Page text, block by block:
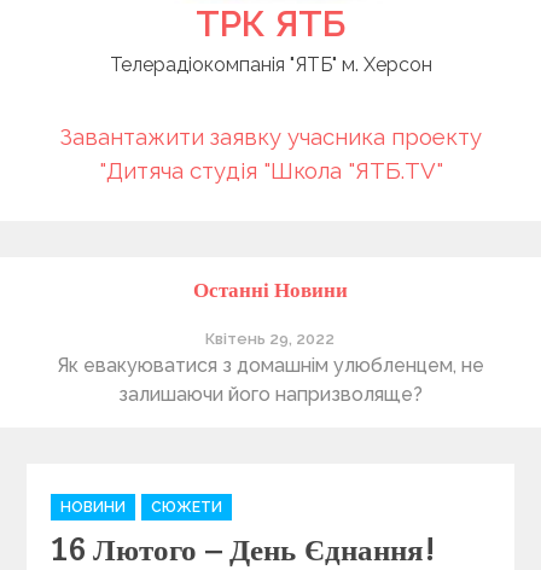
ТРК ЯТБ
Телерадіокомпанія "ЯТБ" м. Херсон
Завантажити заявку учасника проекту
"Дитяча студія "Школа "ЯТБ.TV"
Останні Новини
Квітень 29, 2022
Як евакуюватися з домашнім улюбленцем, не
залишаючи його напризволяще?
C
a
t
НОВИНИ СЮЖЕТИ
16 Лютого – День Єднання!